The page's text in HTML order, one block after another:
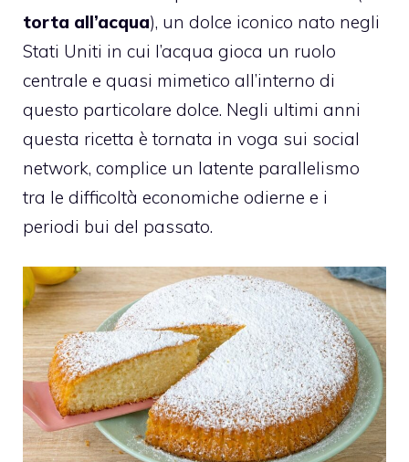
torta all’acqua), un dolce iconico nato negli
Stati Uniti in cui l’acqua gioca un ruolo
centrale e quasi mimetico all’interno di
questo particolare dolce. Negli ultimi anni
questa ricetta è tornata in voga sui social
network, complice un latente parallelismo
tra le difficoltà economiche odierne e i
periodi bui del passato.